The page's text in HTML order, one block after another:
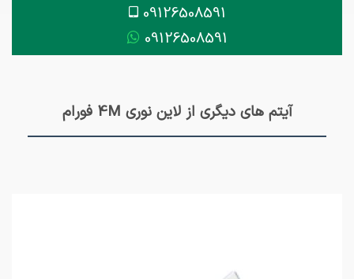
09126508591
09126508591
آیتم های دیگری از لاین نوری 4M فورام